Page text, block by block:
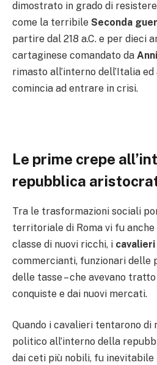
dimostrato in grado di
come la terribile Seconda
partire dal 218 a.C. e per dieci
cartaginese comandato da
rimasto all’interno dell’Italia ed
comincia ad entrare in crisi.
Le prime crepe
repubblica
Tra le trasformazioni sociali
territoriale di Roma vi fu anche
classe di nuovi ricchi, i cavalieri
commercianti, funzionari delle
delle tasse – che avevano
conquiste e dai nuovi mercati.
Quando i cavalieri tentarono di
politico all’interno della
dai ceti più nobili, fu inevitabile